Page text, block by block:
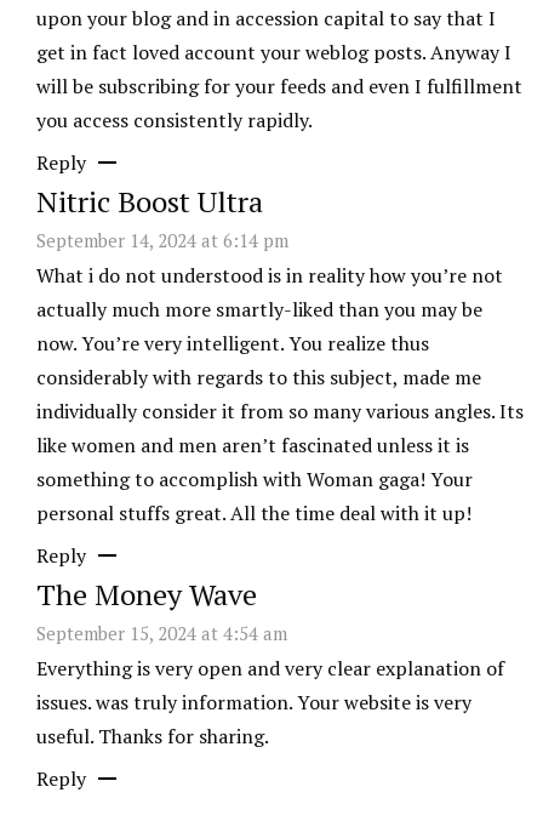
upon your blog and in accession capital to say that I
get in fact loved account your weblog posts. Anyway I
will be subscribing for your feeds and even I fulfillment
you access consistently rapidly.
Reply
Nitric Boost Ultra
September 14, 2024 at 6:14 pm
What i do not understood is in reality how you’re not
actually much more smartly-liked than you may be
now. You’re very intelligent. You realize thus
considerably with regards to this subject, made me
individually consider it from so many various angles. Its
like women and men aren’t fascinated unless it is
something to accomplish with Woman gaga! Your
personal stuffs great. All the time deal with it up!
Reply
The Money Wave
September 15, 2024 at 4:54 am
Everything is very open and very clear explanation of
issues. was truly information. Your website is very
useful. Thanks for sharing.
Reply